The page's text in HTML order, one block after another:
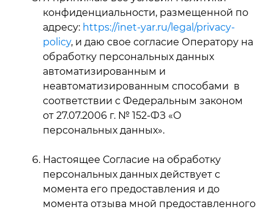
конфиденциальности, размещенной по
адресу: https://inet-yar.ru/legal/privacy-
policy, и даю свое согласие Оператору на
обработку персональных данных
автоматизированным и
неавтоматизированным способами в
соответствии с Федеральным законом
от 27.07.2006 г. № 152-ФЗ «О
персональных данных».
Настоящее Согласие на обработку
персональных данных действует с
момента его предоставления и до
момента отзыва мной предоставленного